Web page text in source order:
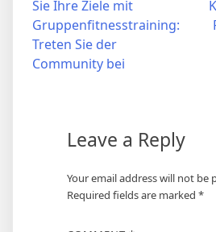
navigation
Sie Ihre Ziele mit
Gruppenfitnesstraining:
Treten Sie der
Community bei
Leave a Reply
Your email address will not be
Required fields are marked *